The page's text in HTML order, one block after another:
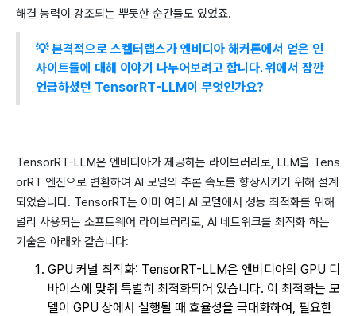
해결 능력이 강조되는 뿌듯한 순간들도 있었죠.
💡 본격적으로 스켈터랩스가 엔비디아 해커톤에서 얻은 인
사이트들에 대해 이야기 나누어보려고 합니다. 위에서 잠깐
언급하셨던 TensorRT-LLM이 무엇인가요?
TensorRT-LLM은 엔비디아가 제공하는 라이브러리로, LLM을 Tens
orRT 엔진으로 변환하여 AI 모델의 추론 속도를 향상시키기 위해 설계
되었습니다. TensorRT는 이미 여러 AI 모델에서 성능 최적화를 위해
널리 사용되는 소프트웨어 라이브러리로, AI 네트워크를 최적화 하는
기술은 아래와 같습니다:
GPU 커널 최적화: TensorRT-LLM은 엔비디아의 GPU 디
바이스에 맞춰 특별히 최적화되어 있습니다. 이 최적화는 모
델이 GPU 상에서 실행될 때 효율성을 극대화하여, 필요한